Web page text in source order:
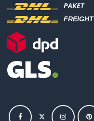
PAKET
FREIGHT